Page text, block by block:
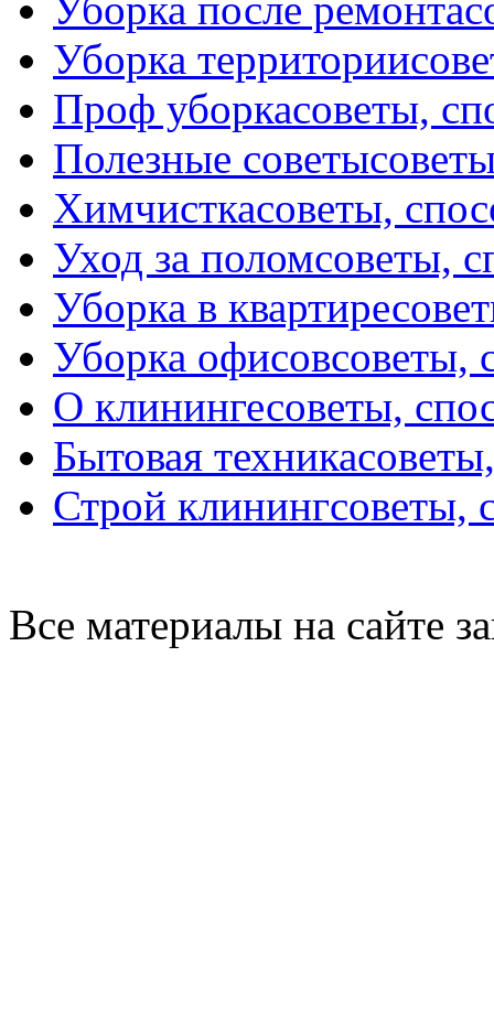
Уборка после ремонта
Уборка территории
Проф уборкасоветы,
Полезные советы
Химчисткасоветы,
Уход за поломсоветы,
Уборка в квартире
Уборка офисовсоветы,
О клинингесоветы,
Бытовая техника
Строй клинингсоветы,
Все материалы на сайте